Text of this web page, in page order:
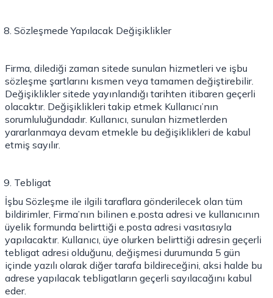
Sözleşmede Yapılacak Değişiklikler
Firma, dilediği zaman sitede sunulan hizmetleri ve işbu
sözleşme şartlarını kısmen veya tamamen değiştirebilir.
Değişiklikler sitede yayınlandığı tarihten itibaren geçerli
olacaktır. Değişiklikleri takip etmek Kullanıcı’nın
sorumluluğundadır. Kullanıcı, sunulan hizmetlerden
yararlanmaya devam etmekle bu değişiklikleri de kabul
etmiş sayılır.
Tebligat
İşbu Sözleşme ile ilgili taraflara gönderilecek olan tüm
bildirimler, Firma’nın bilinen e.posta adresi ve kullanıcının
üyelik formunda belirttiği e.posta adresi vasıtasıyla
yapılacaktır. Kullanıcı, üye olurken belirttiği adresin geçerli
tebligat adresi olduğunu, değişmesi durumunda 5 gün
içinde yazılı olarak diğer tarafa bildireceğini, aksi halde bu
adrese yapılacak tebligatların geçerli sayılacağını kabul
eder.